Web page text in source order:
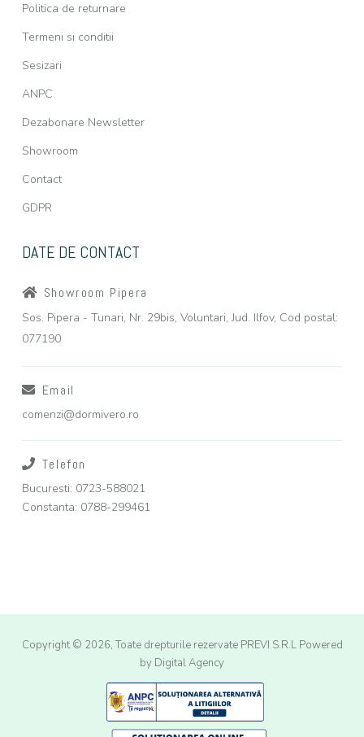
Politica de returnare
Termeni si conditii
Sesizari
ANPC
Dezabonare Newsletter
Showroom
Contact
GDPR
DATE DE CONTACT
Showroom Pipera
Sos. Pipera - Tunari, Nr. 29bis, Voluntari, Jud. Ilfov, Cod postal:
077190
Email
comenzi@dormivero.ro
Telefon
Bucuresti: 0723-588021
Constanta: 0788-299461
Copyright © 2026, Toate drepturile rezervate PREVI S.R.L Powered
by Digital Agency